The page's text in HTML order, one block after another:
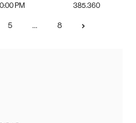
PM 385.360
5 … 8